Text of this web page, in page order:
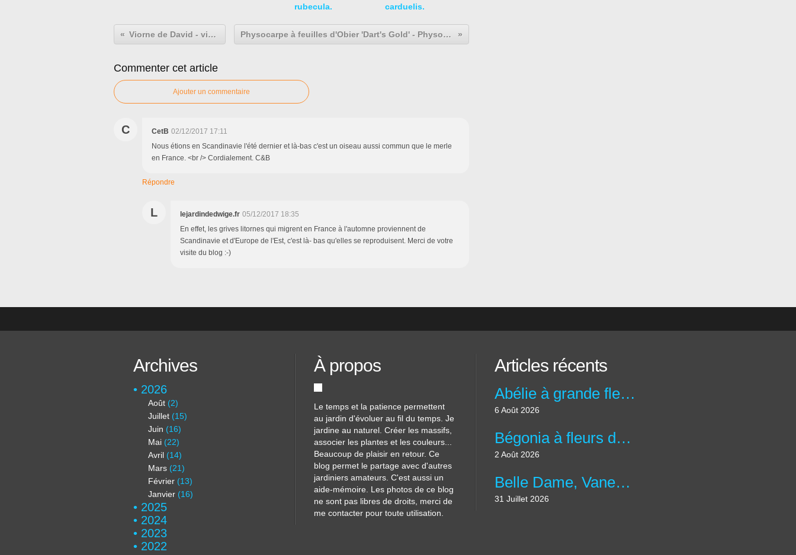
rubecula.
carduelis.
Viorne de David - viburnum davidii Physocarpe à feuilles d'Obier 'Dart's Gold' - Physocarpus opulifolius Dart's Gold.
Commenter cet article
Ajouter un commentaire
C CetB 02/12/2017 17:11
Nous étions en Scandinavie l'été dernier et là-bas c'est un oiseau aussi commun que le merle
en France. <br /> Cordialement. C&B
Répondre
L lejardindedwige.fr 05/12/2017 18:35
En effet, les grives litornes qui migrent en France à l'automne proviennent de
Scandinavie et d'Europe de l'Est, c'est là- bas qu'elles se reproduisent. Merci de votre
visite du blog :-)
Archives
2026
Août (2)
Juillet (15)
Juin (16)
Mai (22)
Avril (14)
Mars (21)
Février (13)
Janvier (16)
2025
2024
2023
2022
À propos
Le temps et la patience permettent
au jardin d'évoluer au fil du temps. Je
jardine au naturel. Créer les massifs,
associer les plantes et les couleurs...
Beaucoup de plaisir en retour. Ce
blog permet le partage avec d'autres
jardiniers amateurs. C'est aussi un
aide-mémoire. Les photos de ce blog
ne sont pas libres de droits, merci de
me contacter pour toute utilisation.
Articles récents
Abélie à grande fleurs - abelia x grandiflora
6 Août 2026
Bégonia à fleurs double 'Bouton de Rose' - Begonia x tuberhybrida 'Bouton de Rose'
2 Août 2026
Belle Dame, Vanesse des Chardons - Vanessa cardui
31 Juillet 2026